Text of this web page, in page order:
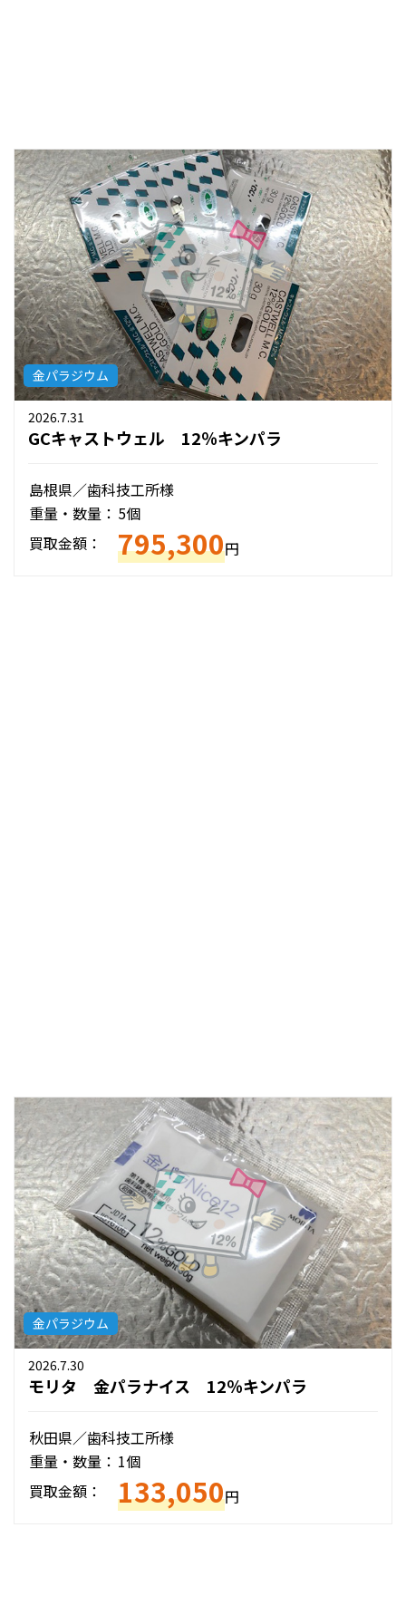
金パラジウム
2026.7.31
GCキャストウェル 12％キンパラ
島根県／歯科技工所様
重量・数量： 5個
買取金額：
795,300円
金パラジウム
2026.7.30
モリタ 金パラナイス 12％キンパラ
秋田県／歯科技工所様
重量・数量： 1個
買取金額：
133,050円